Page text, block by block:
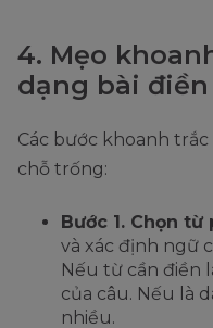
4. Mẹo
dạng bài
Các bước khoanh
chỗ trống:
Bước 1. Chọn
và xác định ngữ
Nếu từ cần điền
của câu. Nếu là
nhiều.